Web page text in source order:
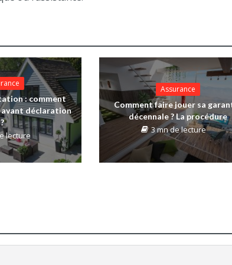
: comment
avant déclaration
?
lecture
Assurance
Comment faire jouer sa
décennale ? La procédure
3 mn de lecture